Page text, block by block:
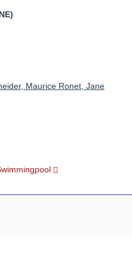
Maurice Ronet, Jane